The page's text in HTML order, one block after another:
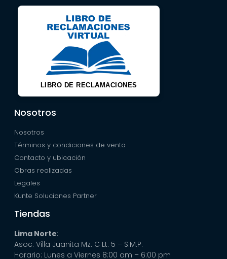
LIBRO DE RECLAMACIONES
Nosotros
Nosotros
Términos y condiciones de venta
Contacto y ubicación
Obras realizadas
Legales
Kunte Soluciones Partner
Tiendas
Lima Norte:
Asoc. Villa Juanita Mz. C Lt. 5 – S.M.P.
Horario: Lunes a Viernes 8:00 am – 6:00 pm